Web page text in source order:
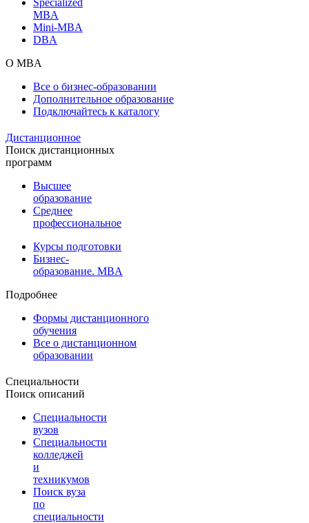
MBA
Mini-MBA
DBA
О MBA
Все о бизнес-образовании
Дополнительное образование
Подключайтесь к каталогу
Дистанционное
Поиск дистанционных
программ
Высшее
образование
Среднее
профессиональное
Курсы подготовки
Бизнес-
образование. MBA
Подробнее
Формы дистанционного
обучения
Все о дистанционном
образовании
Специальности
Поиск описаний
Специальности
вузов
Специальности
колледжей
и
техникумов
Поиск вуза
по
специальности